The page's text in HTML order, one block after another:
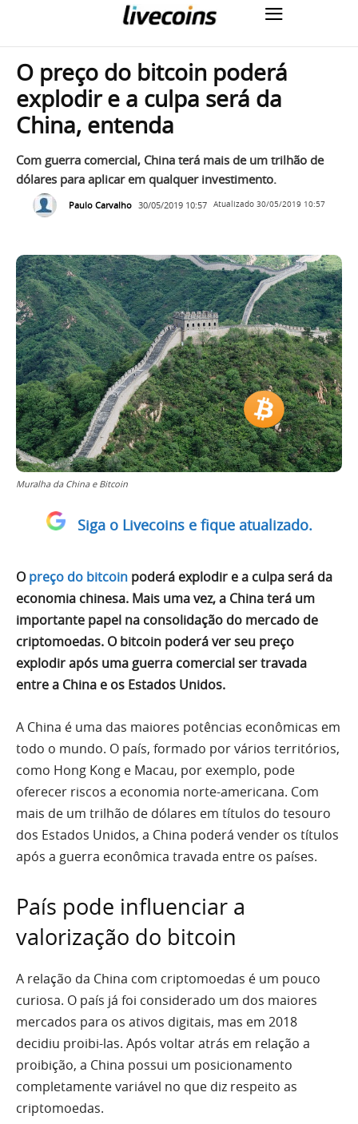
O preço do bitcoin poderá
explodir e a culpa será da
China, entenda
Com guerra comercial, China terá mais de um trilhão de
dólares para aplicar em qualquer investimento.
Paulo Carvalho 30/05/2019 10:57 Atualizado 30/05/2019 10:57
Muralha da China e Bitcoin
Siga o Livecoins e fique atualizado.
Opreço do bitcoin poderá explodir e a culpa será da
economia chinesa. Mais uma vez, a China terá um
importante papel na consolidação do mercado de
criptomoedas. O bitcoin poderá ver seu preço
explodir após uma guerra comercial ser travada
entre a China e os Estados Unidos.
A China é uma das maiores potências econômicas em
todo o mundo. O país, formado por vários territórios,
como Hong Kong e Macau, por exemplo, pode
oferecer riscos a economia norte-americana. Com
mais de um trilhão de dólares em títulos do tesouro
dos Estados Unidos, a China poderá vender os títulos
após a guerra econômica travada entre os países.
País pode influenciar a
valorização do bitcoin
A relação da China com criptomoedas é um pouco
curiosa. O país já foi considerado um dos maiores
mercados para os ativos digitais, mas em 2018
decidiu proibi-las. Após voltar atrás em relação a
proibição, a China possui um posicionamento
completamente variável no que diz respeito as
criptomoedas.